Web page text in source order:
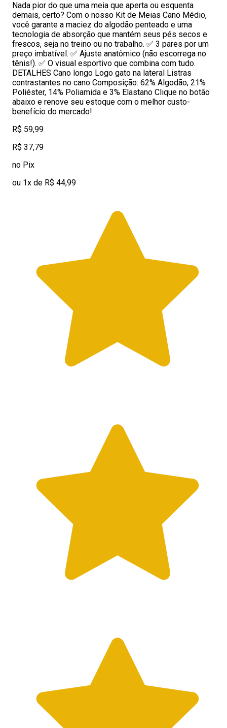
Nada pior do que uma meia que aperta ou esquenta
demais, certo? Com o nosso Kit de Meias Cano Médio,
você garante a maciez do algodão penteado e uma
tecnologia de absorção que mantém seus pés secos e
frescos, seja no treino ou no trabalho. ✅ 3 pares por um
preço imbatível. ✅ Ajuste anatômico (não escorrega no
tênis!). ✅ O visual esportivo que combina com tudo.
DETALHES Cano longo Logo gato na lateral Listras
contrastantes no cano Composição: 62% Algodão, 21%
Poliéster, 14% Poliamida e 3% Elastano Clique no botão
abaixo e renove seu estoque com o melhor custo-
benefício do mercado!
R$ 59,99
R$ 37,79
no Pix
ou 1x de R$ 44,99